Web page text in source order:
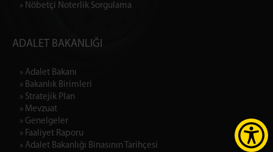
» Nöbetçi Noterlik Sorgulama
ADALET BAKANLIĞI
» Adalet Bakanı
» Bakanlık Birimleri
» Stratejik Plan
» Mevzuat
» Genelgeler
» Faaliyet Raporu
» Adalet Bakanlığı Binasının Tarihçesi